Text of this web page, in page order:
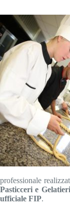
professionale
Pasticceri e Gelatieri
ufficiale FIP.